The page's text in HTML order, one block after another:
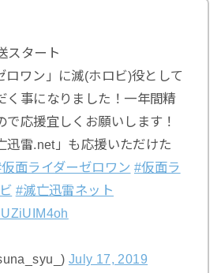
スタート
ロワン」に滅(ホロビ)役として
く事になりました！一年間精
で応援宜しくお願いします！
迅雷.net」も応援いただけた
面ライダーゼロワン #仮面ラ
#滅亡迅雷ネット
July 17, 2019